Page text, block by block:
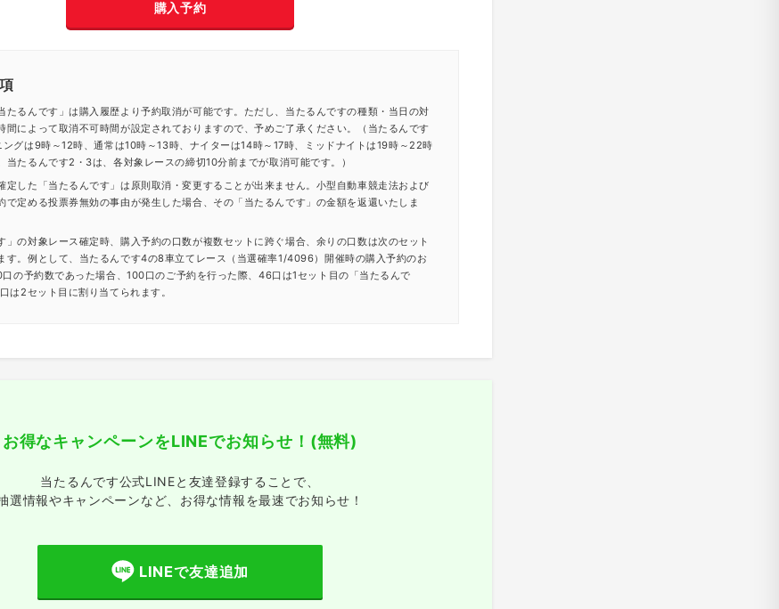
購入予約
たるんです」は購入履歴より予約取消が可能です。ただし、当たるんですの種類・当日の対
間によって取消不可時間が設定されておりますので、予めご了承ください。（当たるんです
グは9時～12時、通常は10時～13時、ナイターは14時～17時、ミッドナイトは19時～22時
当たるんです2・3は、各対象レースの締切10分前までが取消可能です。）
定した「当たるんです」は原則取消・変更することが出来ません。小型自動車競走法および
で定める投票券無効の事由が発生した場合、その「当たるんです」の金額を返還いたしま
」の対象レース確定時、購入予約の口数が複数セットに跨ぐ場合、余りの口数は次のセット
す。例として、当たるんです4の8車立てレース（当選確率1/4096）開催時の購入予約のお
の予約数であった場合、100口のご予約を行った際、46口は1セット目の「当たるんで
は2セット目に割り当てられます。
お得なキャンペーンをLINEでお知らせ！ (無料)
当たるんです公式LINEと友達登録することで、
選情報やキャンペーンなど、 お得な情報を最速でお知らせ！
LINEで友達追加